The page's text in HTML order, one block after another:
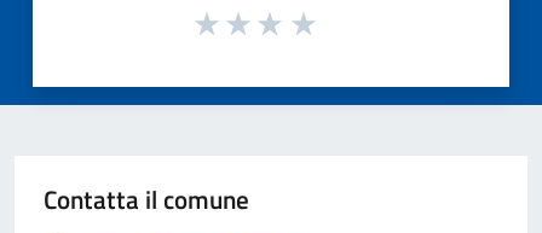
Contatta il comune